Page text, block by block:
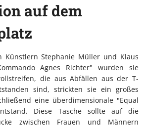
auf dem
Künstlern Stephanie Müller und Klaus
Agnes Richter" wurden sie
die aus Abfällen aus der T-
sind, strickten sie ein großes
eine überdimensionale "Equal
Diese Tasche sollte auf die
zwischen Frauen und Männern